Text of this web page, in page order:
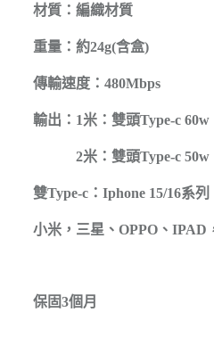
材質：編織材質
重量：約24g(含盒)
傳輸速度：480Mbps
輸出：1米：雙頭Type-c 60w
2米：雙頭Type-c 50w
雙Type-c：Iphone 15/16系列
小米，三星、OPPO、IPAD
保固3個月